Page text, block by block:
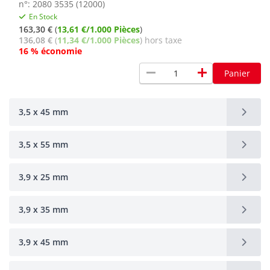
n°: 2080 3535 (12000)
En Stock
163,30 € (13,61 €/1.000 Pièces)
136,08 € (11,34 €/1.000 Pièces) hors taxe
16 % économie
remove add Panier
3,5 x 45 mm
3,5 x 55 mm
3,9 x 25 mm
3,9 x 35 mm
3,9 x 45 mm